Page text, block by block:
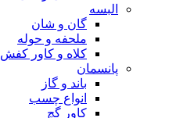
البسه
گان و شان
ملحفه و حوله
کلاه و کاور کفش
پانسمان
باند و گاز
انواع چسب
کاور گچ